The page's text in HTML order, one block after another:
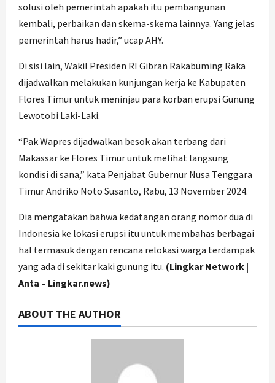
solusi oleh pemerintah apakah itu pembangunan
kembali, perbaikan dan skema-skema lainnya. Yang jelas
pemerintah harus hadir,” ucap AHY.
Di sisi lain, Wakil Presiden RI Gibran Rakabuming Raka
dijadwalkan melakukan kunjungan kerja ke Kabupaten
Flores Timur untuk meninjau para korban erupsi Gunung
Lewotobi Laki-Laki.
“Pak Wapres dijadwalkan besok akan terbang dari
Makassar ke Flores Timur untuk melihat langsung
kondisi di sana,” kata Penjabat Gubernur Nusa Tenggara
Timur Andriko Noto Susanto, Rabu, 13 November 2024.
Dia mengatakan bahwa kedatangan orang nomor dua di
Indonesia ke lokasi erupsi itu untuk membahas berbagai
hal termasuk dengan rencana relokasi warga terdampak
yang ada di sekitar kaki gunung itu. (Lingkar Network |
Anta – Lingkar.news)
ABOUT THE AUTHOR